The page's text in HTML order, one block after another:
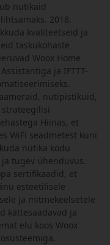
nutikaid
2018.
kvaliteetseid ja
taskukohaste
Woox Home
ja IFTTT-
nutipistikuid,
Hiinas, et
WiFi seadmetest kuni
nutika kodu
tugev ühenduvus.
sertifikaadid, et
esteetilisele
ja mitmekeelsetele
kättesaadavad ja
elu koos Woox